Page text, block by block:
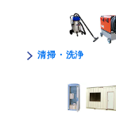
清掃・洗浄